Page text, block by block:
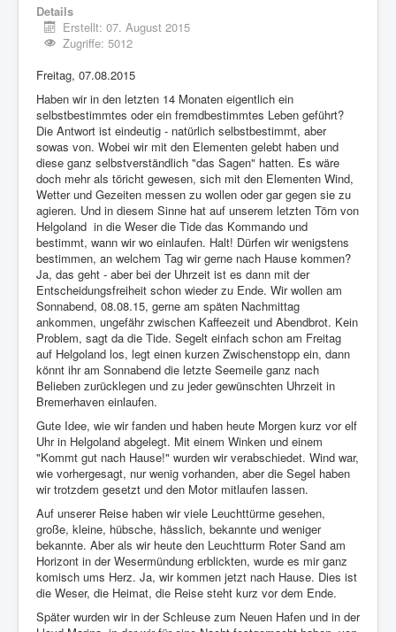
Details
Erstellt: 07. August 2015
Zugriffe: 5012
Freitag, 07.08.2015
Haben wir in den letzten 14 Monaten eigentlich ein
selbstbestimmtes oder ein fremdbestimmtes Leben geführt?
Die Antwort ist eindeutig - natürlich selbstbestimmt, aber
sowas von. Wobei wir mit den Elementen gelebt haben und
diese ganz selbstverständlich "das Sagen" hatten. Es wäre
doch mehr als töricht gewesen, sich mit den Elementen Wind,
Wetter und Gezeiten messen zu wollen oder gar gegen sie zu
agieren. Und in diesem Sinne hat auf unserem letzten Törn von
Helgoland in die Weser die Tide das Kommando und
bestimmt, wann wir wo einlaufen. Halt! Dürfen wir wenigstens
bestimmen, an welchem Tag wir gerne nach Hause kommen?
Ja, das geht - aber bei der Uhrzeit ist es dann mit der
Entscheidungsfreiheit schon wieder zu Ende. Wir wollen am
Sonnabend, 08.08.15, gerne am späten Nachmittag
ankommen, ungefähr zwischen Kaffeezeit und Abendbrot. Kein
Problem, sagt da die Tide. Segelt einfach schon am Freitag
auf Helgoland los, legt einen kurzen Zwischenstopp ein, dann
könnt ihr am Sonnabend die letzte Seemeile ganz nach
Belieben zurücklegen und zu jeder gewünschten Uhrzeit in
Bremerhaven einlaufen.
Gute Idee, wie wir fanden und haben heute Morgen kurz vor elf
Uhr in Helgoland abgelegt. Mit einem Winken und einem
"Kommt gut nach Hause!" wurden wir verabschiedet. Wind war,
wie vorhergesagt, nur wenig vorhanden, aber die Segel haben
wir trotzdem gesetzt und den Motor mitlaufen lassen.
Auf unserer Reise haben wir viele Leuchttürme gesehen,
große, kleine, hübsche, hässlich, bekannte und weniger
bekannte. Aber als wir heute den Leuchtturm Roter Sand am
Horizont in der Wesermündung erblickten, wurde es mir ganz
komisch ums Herz. Ja, wir kommen jetzt nach Hause. Dies ist
die Weser, die Heimat, die Reise steht kurz vor dem Ende.
Später wurden wir in der Schleuse zum Neuen Hafen und in der